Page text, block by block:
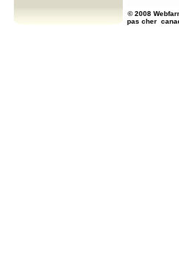
© 2008
pas cher